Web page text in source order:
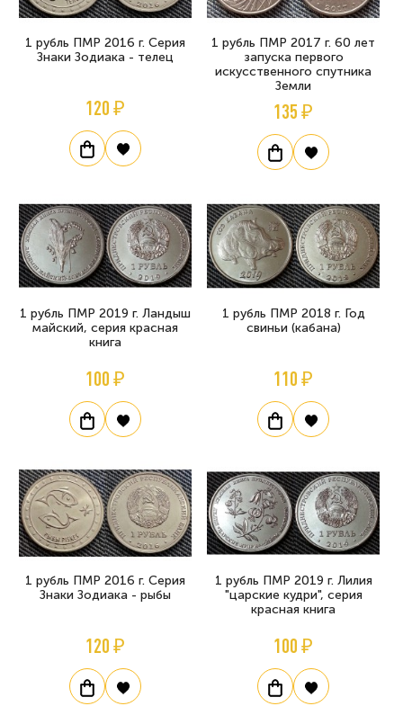
1 рубль ПМР 2016 г. Серия
Знаки Зодиака - телец
120 ₽
1 рубль ПМР 2017 г. 60 лет
запуска первого
искусственного спутника
Земли
135 ₽
1 рубль ПМР 2019 г. Ландыш
майский, серия красная
книга
100 ₽
1 рубль ПМР 2018 г. Год
свиньи (кабана)
110 ₽
1 рубль ПМР 2016 г. Серия
Знаки Зодиака - рыбы
120 ₽
1 рубль ПМР 2019 г. Лилия
"царские кудри", серия
красная книга
100 ₽